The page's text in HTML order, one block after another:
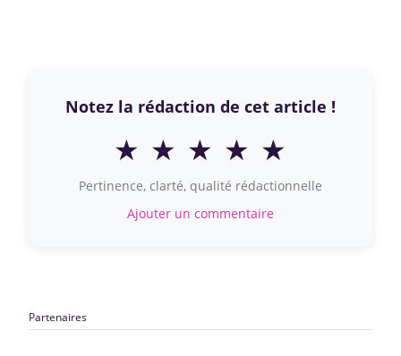
Notez la rédaction de cet article !
★ ★ ★ ★ ★
Pertinence, clarté, qualité rédactionnelle
Ajouter un commentaire
Partenaires